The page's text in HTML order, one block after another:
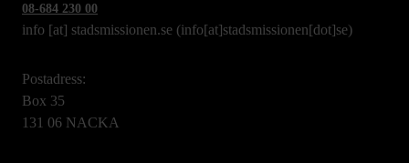
08-684 230 00
info [at] stadsmissionen.se (info[at]stadsmissionen[dot]se)
Postadress:
Box 35
131 06 NACKA